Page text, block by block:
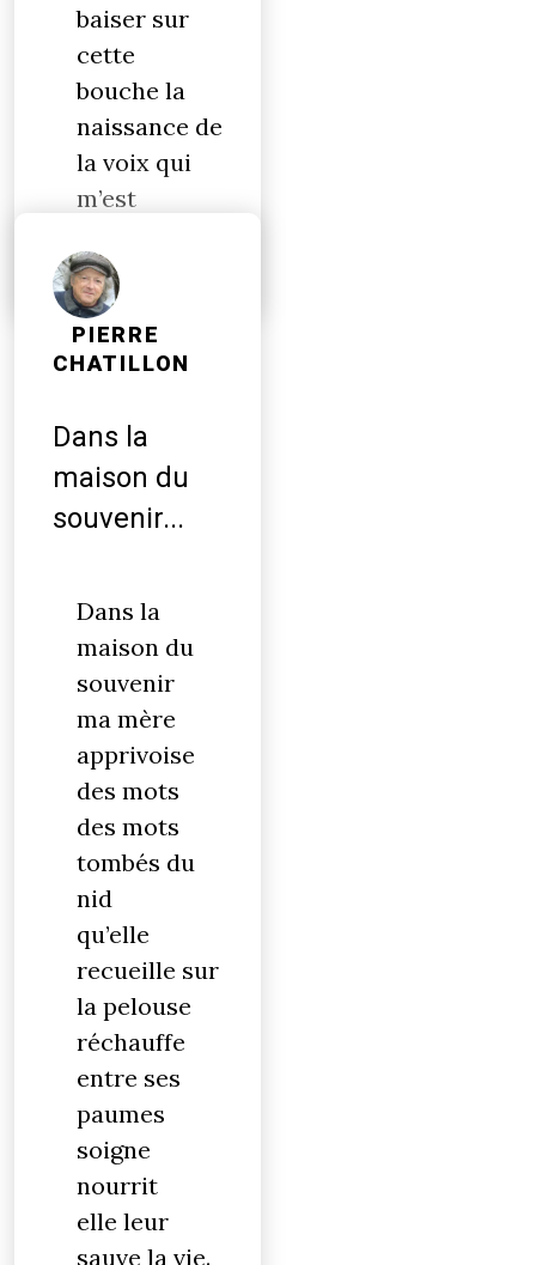
baiser sur
cette
bouche la
naissance de
la voix qui
m’est
…
PIERRE
CHATILLON
Dans la
maison du
souvenir...
Dans la
maison du
souvenir
ma mère
apprivoise
des mots
des mots
tombés du
nid
qu’elle
recueille sur
la pelouse
réchauffe
entre ses
paumes
soigne
nourrit
elle leur
sauve la vie.